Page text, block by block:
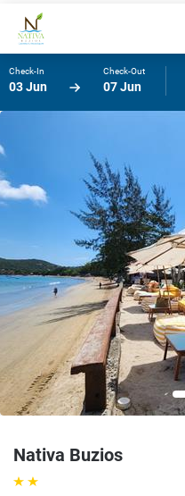
Check-In
03 Jun
Check-Out
07 Jun
Nativa Buzios